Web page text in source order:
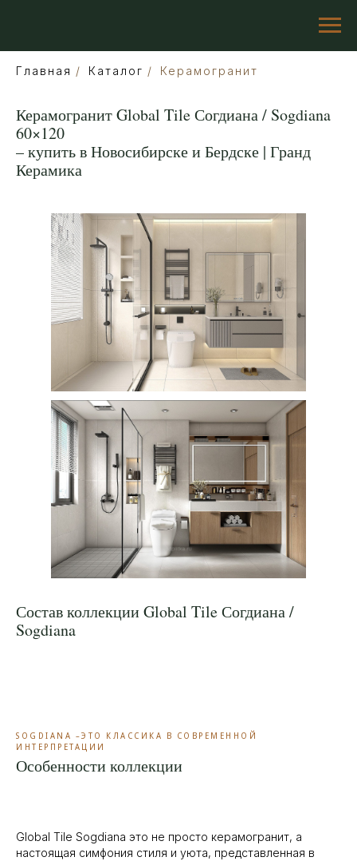
Главная / Каталог / Керамогранит
Керамогранит Global Tile Согдиана / Sogdiana
60×120
– купить в Новосибирске и Бердске | Гранд
Керамика
Состав коллекции Global Tile Согдиана /
Sogdiana
SOGDIANA –ЭТО КЛАССИКА В СОВРЕМЕННОЙ
ИНТЕРПРЕТАЦИИ
Особенности коллекции
Global Tile Sogdiana это не просто керамогранит, а
настоящая симфония стиля и уюта, представленная в